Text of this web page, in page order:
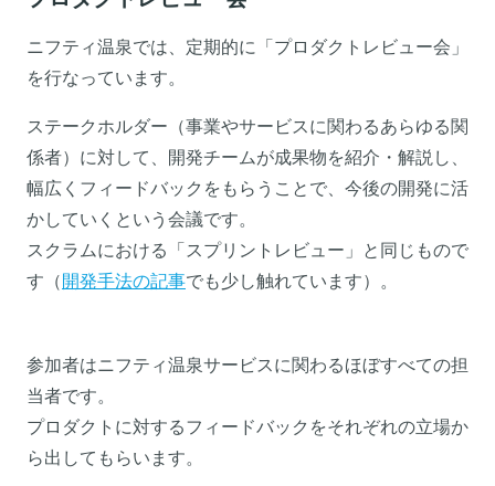
ニフティ温泉では、定期的に「プロダクトレビュー会」
を行なっています。
ステークホルダー（事業やサービスに関わるあらゆる関
係者）に対して、開発チームが成果物を紹介・解説し、
幅広くフィードバックをもらうことで、今後の開発に活
かしていくという会議です。
スクラムにおける「スプリントレビュー」と同じもので
す（ 開発手法の記事でも少し触れています）。
参加者はニフティ温泉サービスに関わるほぼすべての担
当者です。
プロダクトに対するフィードバックをそれぞれの立場か
ら出してもらいます。